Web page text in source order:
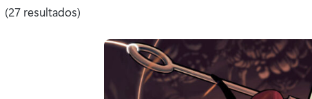
(27 resultados)